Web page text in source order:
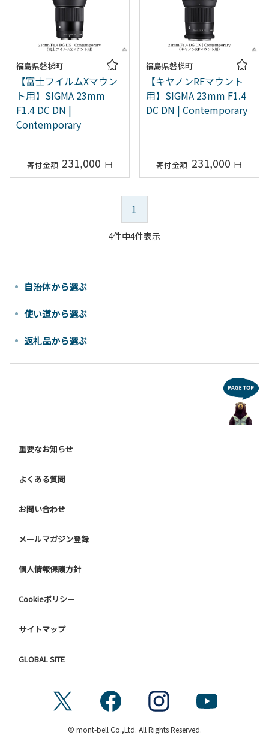
福島県磐梯町
【富士フイルムXマウン
ト用】SIGMA 23mm
F1.4 DC DN |
Contemporary
231,000
福島県磐梯町
【キヤノンRFマウント
用】SIGMA 23mm F1.4
DC DN | Contemporary
231,000
1
4件中4件表示
自治体から選ぶ
使い道から選ぶ
返礼品から選ぶ
重要なお知らせ
よくある質問
お問い合わせ
メールマガジン登録
個人情報保護方針
Cookieポリシー
サイトマップ
GLOBAL SITE
© mont-bell Co.,Ltd. All Rights Reserved.